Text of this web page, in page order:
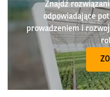
Znajdź
odpowiadające
prowadzeniem i